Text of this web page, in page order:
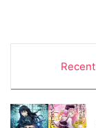
Recent